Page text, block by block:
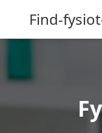
Find-